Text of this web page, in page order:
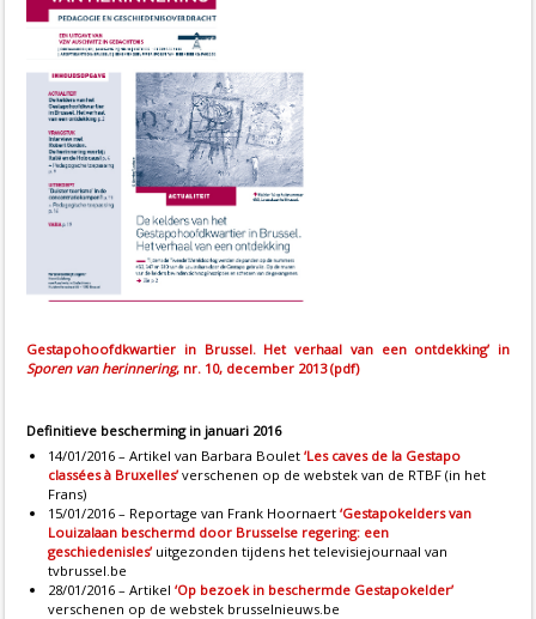
Gestapohoofdkwartier in Brussel. Het verhaal van een ontdekking’ in
Sporen van herinnering, nr. 10, december 2013 (pdf)
Definitieve bescherming in januari 2016
14/01/2016 – Artikel van Barbara Boulet ‘Les caves de la Gestapo
classées à Bruxelles’ verschenen op de webstek van de RTBF (in het
Frans)
15/01/2016 – Reportage van Frank Hoornaert ‘Gestapokelders van
Louizalaan beschermd door Brusselse regering: een
geschiedenisles’ uitgezonden tijdens het televisiejournaal van
tvbrussel.be
28/01/2016 – Artikel ‘Op bezoek in beschermde Gestapokelder’
verschenen op de webstek brusselnieuws.be